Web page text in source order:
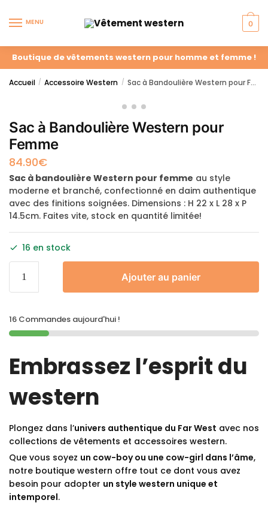
MENU 0
Boutique de vêtements western pour homme et femme !
Accueil / Accessoire Western / Sac à Bandoulière Western pour Femme
Sac à Bandoulière Western pour
Femme
84.90€
Sac à bandoulière Western pour femme au style
moderne et branché, confectionné en daim authentique
avec des finitions soignées. Dimensions : H 22 x L 28 x P
14.5cm. Faites vite, stock en quantité limitée!
16 en stock
Ajouter au panier
16 Commandes aujourd'hui !
Embrassez l’esprit du
western
Plongez dans l’univers authentique du Far West avec nos
collections de vêtements et accessoires western.
Que vous soyez un cow-boy ou une cow-girl dans l’âme,
notre boutique western offre tout ce dont vous avez
besoin pour adopter un style western unique et
intemporel.